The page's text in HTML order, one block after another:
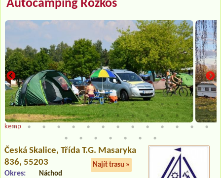
Autocamping Rozkoš
kemp
Česká Skalice, Třída T.G. Masaryka
836, 55203
Najít trasu »
Okres: Náchod